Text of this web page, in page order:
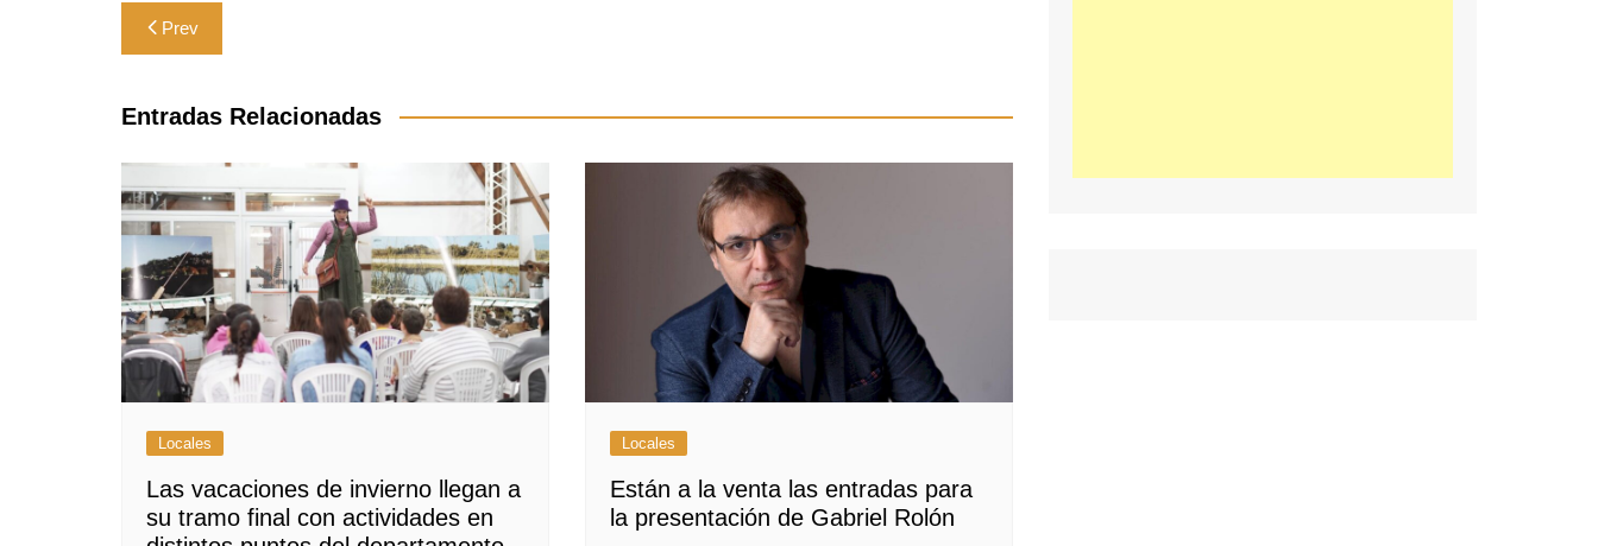
Navegación
de
entradas
Prev
Entradas Relacionadas
Locales
Las vacaciones de invierno llegan a
su tramo final con actividades en
Locales
Están a la venta las entradas para
la presentación de Gabriel Rolón